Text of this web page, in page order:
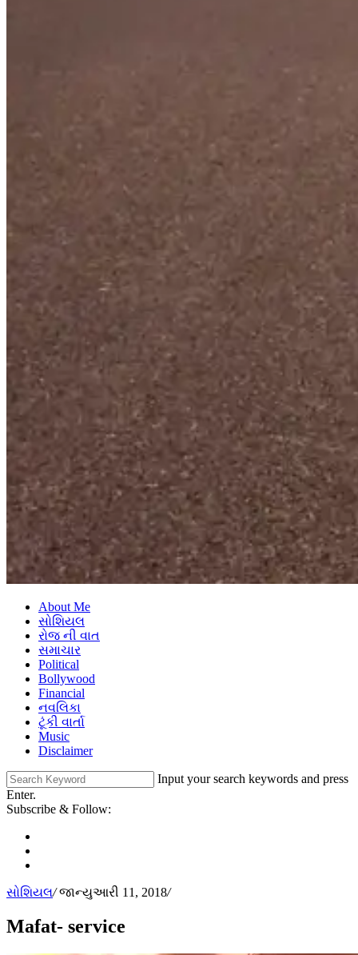
About Me
સોશિયલ
રોજ ની વાત
સમાચાર
Political
Bollywood
Financial
નવલિકા
ટૂંકી વાર્તા
Music
Disclaimer
Input your search keywords and press
Enter.
Subscribe & Follow:
સોશિયલ/જાન્યુઆરી 11, 2018/
Mafat- service